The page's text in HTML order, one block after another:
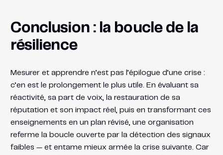
Conclusion : la boucle de la
résilience
Mesurer et apprendre n’est pas l’épilogue d’une crise :
c’en est le prolongement le plus utile. En évaluant sa
réactivité, sa part de voix, la restauration de sa
réputation et son impact réel, puis en transformant ces
enseignements en un plan révisé, une organisation
referme la boucle ouverte par la détection des signaux
faibles — et entame mieux armée la crise suivante. Car